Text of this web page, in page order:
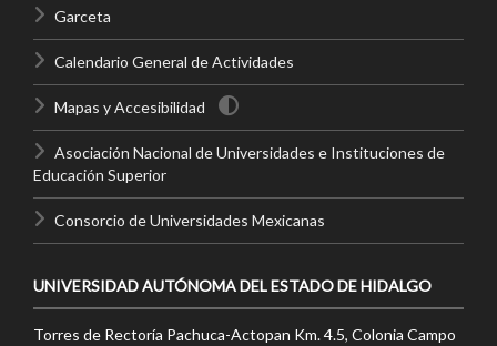
Garceta
Calendario General de Actividades
Mapas y Accesibilidad
Asociación Nacional de Universidades e Instituciones de
Educación Superior
Consorcio de Universidades Mexicanas
UNIVERSIDAD AUTÓNOMA DEL ESTADO DE HIDALGO
Torres de Rectoría Pachuca-Actopan Km. 4.5, Colonia Campo